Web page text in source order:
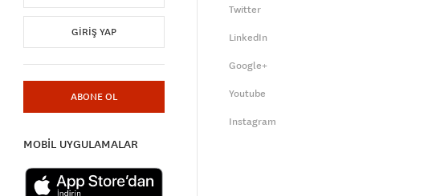
GIRIŞ YAP
ABONE OL
MOBİL UYGULAMALAR
Twitter
LinkedIn
Google+
Youtube
Instagram